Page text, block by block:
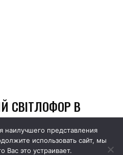
наилучшего представления
использовать сайт, мы
Вас это устраивает.